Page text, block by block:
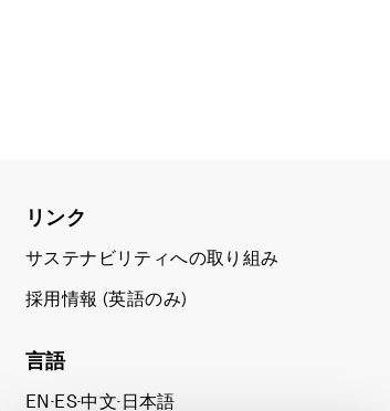
リンク
サステナビリティへの取り組み
採用情報 (英語のみ)
言語
EN ▪ES▪中文▪ 日本語